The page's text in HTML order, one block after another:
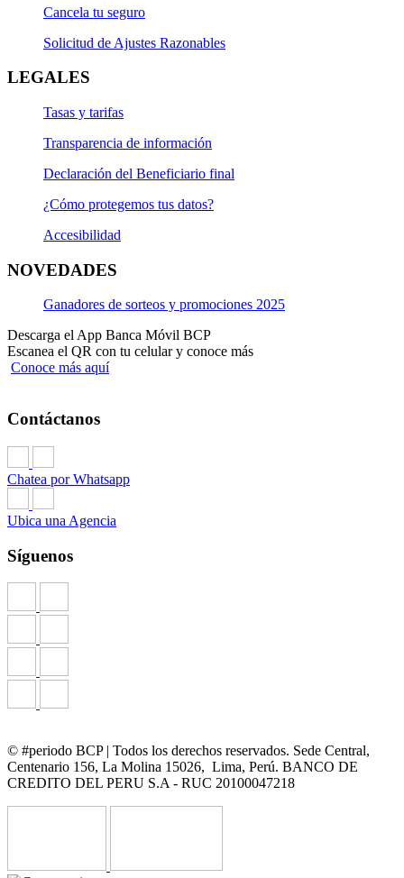
Cancela tu seguro
Solicitud de Ajustes Razonables
LEGALES
Tasas y tarifas
Transparencia de información
Declaración del Beneficiario final
¿Cómo protegemos tus datos?
Accesibilidad
NOVEDADES
Ganadores de sorteos y promociones 2025
Descarga el App Banca Móvil BCP
Escanea el QR con tu celular y conoce más
Conoce más aquí
Contáctanos
Chatea por Whatsapp
Ubica una Agencia
Síguenos
© #periodo BCP | Todos los derechos reservados. Sede Central,
Centenario 156, La Molina 15026, Lima, Perú. BANCO DE
CREDITO DEL PERU S.A - RUC 20100047218